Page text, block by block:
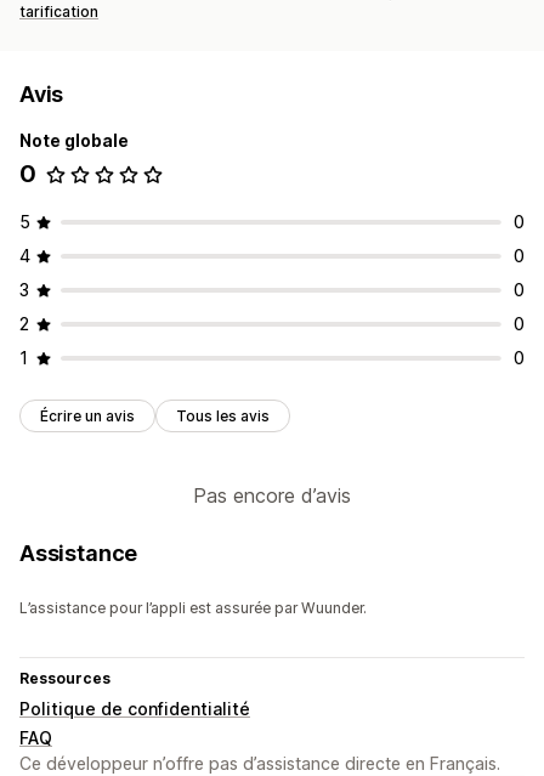
tarification
Avis
Note globale
0
5
0
4
0
3
0
2
0
1
0
Écrire un avis Tous les avis
Pas encore d’avis
Assistance
L’assistance pour l’appli est assurée par Wuunder.
Ressources
Politique de confidentialité
FAQ
Ce développeur n’offre pas d’assistance directe en Français.